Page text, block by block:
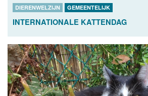
DIERENWELZIJN GEMEENTELIJK
INTERNATIONALE KATTENDAG